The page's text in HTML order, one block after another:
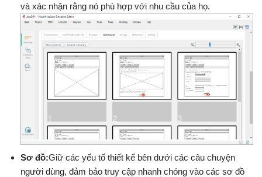
và xác nhận rằng nó phù hợp với nhu cầu của họ.
Sơ đồ:Giữ các yếu tố thiết kế bên dưới các câu chuyện
người dùng, đảm bảo truy cập nhanh chóng vào các sơ đồ